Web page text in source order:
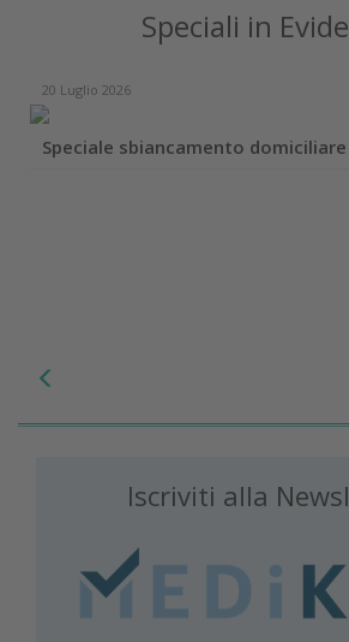
Speciali in
20 Luglio 2026
Speciale sbiancamento
Iscriviti alla